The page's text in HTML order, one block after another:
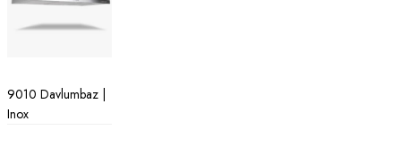
9010 Davlumbaz |
Inox